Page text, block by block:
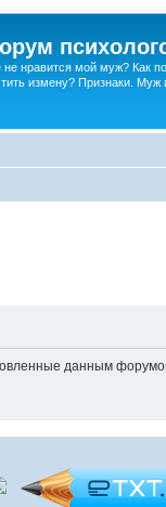
не нравится мой муж? Как
измену? Признаки. Муж
данным